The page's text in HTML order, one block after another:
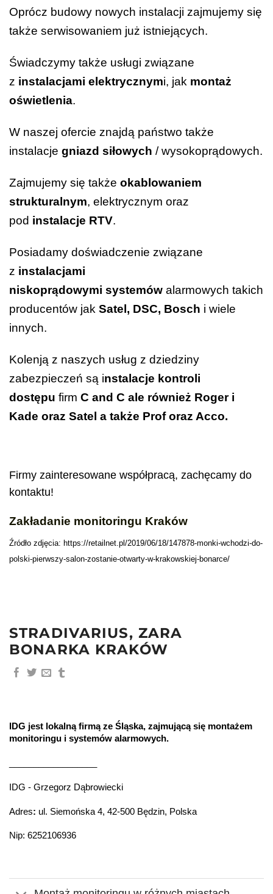
STRADIVARIUS, ZARA
BONARKA KRAKÓW
Oprócz budowy nowych instalacji zajmujemy się
także serwisowaniem już istniejących.
Świadczymy także usługi związane
z instalacjami elektrycznymi, jak montaż
oświetlenia.
W naszej ofercie znajdą państwo także
instalacje gniazd siłowych / wysokoprądowych.
Zajmujemy się także okablowaniem
strukturalnym, elektrycznym oraz
pod instalacje RTV.
Posiadamy doświadczenie związane
z instalacjami
niskoprądowymi systemów alarmowych takich
producentów jak Satel, DSC, Bosch i wiele
innych.
Kolenją z naszych usług z dziedziny
zabezpieczeń są instalacje kontroli
dostępu firm C and C ale również Roger i
Kade oraz Satel a także Prof oraz Acco.
Firmy zainteresowane współpracą, zachęcamy do
kontaktu!
Zakładanie monitoringu Kraków
Źródło zdjęcia: https://retailnet.pl/2019/06/18/147878-monki-wchodzi-do-
polski-pierwszy-salon-zostanie-otwarty-w-krakowskiej-bonarce/
IDG jest lokalną firmą ze Śląska, zajmującą się montażem
monitoringu i systemów alarmowych.
IDG - Grzegorz Dąbrowiecki
Adres: ul. Siemońska 4, 42-500 Będzin, Polska
Nip: 6252106936